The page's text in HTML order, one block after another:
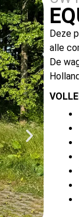
Deze
alle
De